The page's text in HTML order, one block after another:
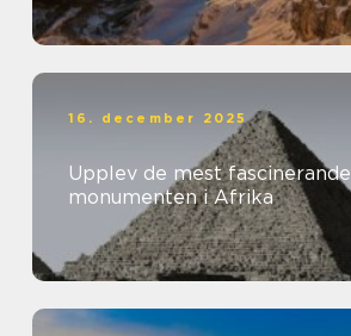
16. december 2025
Upplev de mest
monumenten i Afrika